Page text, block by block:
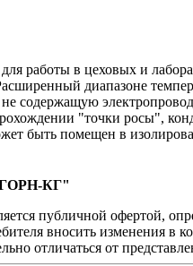
работы в цеховых и
диапазоне
содержащую
"точки росы",
быть помещен в
"ГОРН-КГ"
публичной офертой,
вносить изменения в
отличаться от